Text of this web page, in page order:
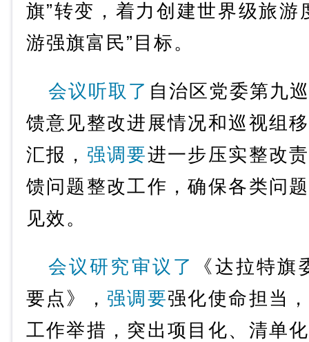
旗”转变，着力创建世界级旅游
游强旗富民”目标。
会议听取了 自治区党委第九
馈意见整改进展情况和巡视组
汇报， 强调要进一步压实整改
馈问题整改工作，确保各类问
见效。
会议研究审议了
《达拉特
要点》， 强调要强化使命担当
工作举措，突出项目化、清单